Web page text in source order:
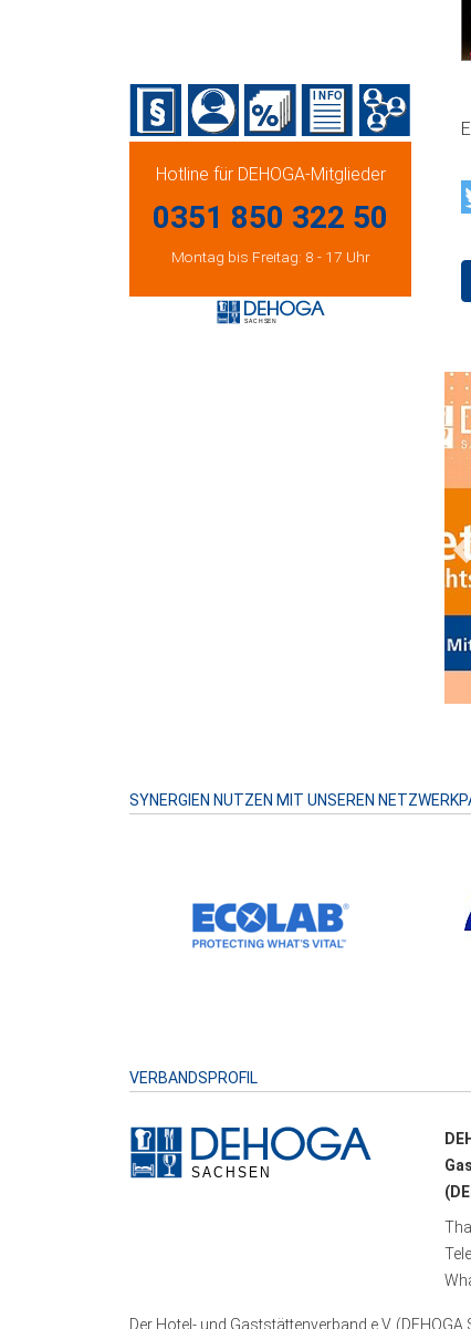
Hotline für DEHOGA-Mitglieder
0351 850 322 50
Montag bis Freitag: 8 - 17 Uhr
SYNERGIEN NUTZEN MIT UNSEREN
VERBANDSPROFIL
Der Hotel- und Gaststättenverband e.V.